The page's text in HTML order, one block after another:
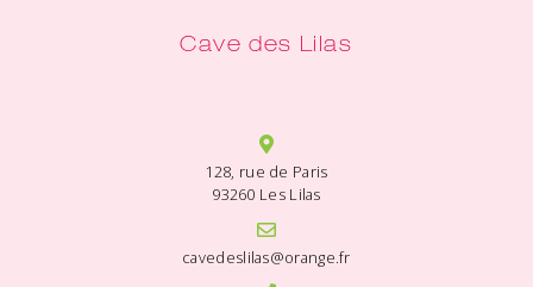
Cave des Lilas
128, rue de Paris
93260 Les Lilas
cavedeslilas@orange.fr